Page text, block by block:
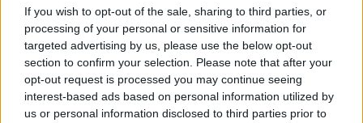
If you wish to opt-out of the sale, sharing to third parties, or
processing of your personal or sensitive information for
targeted advertising by us, please use the below opt-out
section to confirm your selection. Please note that after your
opt-out request is processed you may continue seeing
interest-based ads based on personal information utilized by
us or personal information disclosed to third parties prior to
Zalán Jánostájékoztatása szerint néhány
produkciót - amelyek esténkénti színpadra állítási
költsége nagyobb, mint a jegybevétel - ideiglenesen
szüneteltetnek, de még nem vettek le darabot a
műsorról.